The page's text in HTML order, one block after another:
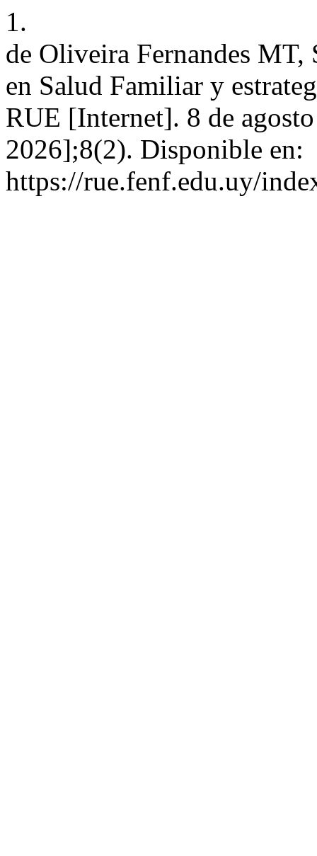
1.
de Oliveira Fernandes MT,
en Salud Familiar y
RUE [Internet]. 8 de
2026];8(2). Disponible en:
https://rue.fenf.edu.uy/